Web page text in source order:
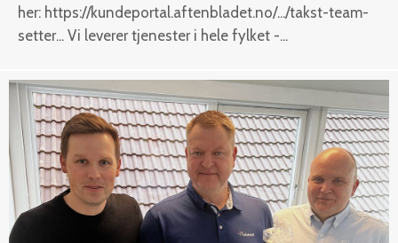
her: https://kundeportal.aftenbladet.no/.../takst-team-
setter... Vi leverer tjenester i hele fylket -...